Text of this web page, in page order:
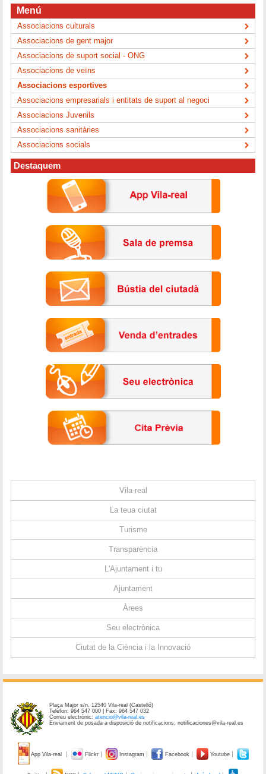
Menú
Associacions culturals
Associacions de gent major
Associacions de suport social - ONG
Associacions de veïns
Associacions esportives
Associacions empresarials i entitats de suport al negoci
Associacions Juvenils
Associacions sanitàries
Associacions socials
Destaquem
Vila-real
La teua ciutat
Turisme
Transparència
L'Ajuntament i tu
Ajuntament
Àrees
Seu electrònica
Ciutat de la Ciència i la Innovació
Plaça Major s/n. 12540 Vila-real (Castelló)
Telèfon: 964 547 000 | Fax: 964 547 032
Correu electrònic:atencio@vila-real.es
Enviament de posada a disposició de notificacions: notificaciones@vila-real.es
App Vila-real Flickr Instagram Facebook Youtube